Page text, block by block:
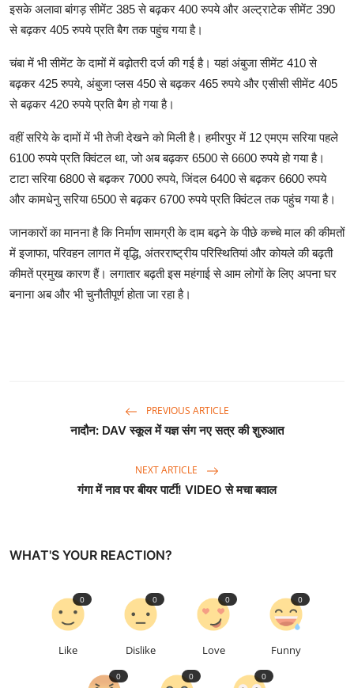
इसके अलावा बांगड़ सीमेंट 385 से बढ़कर 400 रुपये और अल्ट्राटेक सीमेंट 390
से बढ़कर 405 रुपये प्रति बैग तक पहुंच गया है।
चंबा में भी सीमेंट के दामों में बढ़ोतरी दर्ज की गई है। यहां अंबुजा सीमेंट 410 से
बढ़कर 425 रुपये, अंबुजा प्लस 450 से बढ़कर 465 रुपये और एसीसी सीमेंट 405
से बढ़कर 420 रुपये प्रति बैग हो गया है।
वहीं सरिये के दामों में भी तेजी देखने को मिली है। हमीरपुर में 12 एमएम सरिया पहले
6100 रुपये प्रति क्विंटल था, जो अब बढ़कर 6500 से 6600 रुपये हो गया है।
टाटा सरिया 6800 से बढ़कर 7000 रुपये, जिंदल 6400 से बढ़कर 6600 रुपये
और कामधेनु सरिया 6500 से बढ़कर 6700 रुपये प्रति क्विंटल तक पहुंच गया है।
जानकारों का मानना है कि निर्माण सामग्री के दाम बढ़ने के पीछे कच्चे माल की कीमतों
में इजाफा, परिवहन लागत में वृद्धि, अंतरराष्ट्रीय परिस्थितियां और कोयले की बढ़ती
कीमतें प्रमुख कारण हैं। लगातार बढ़ती इस महंगाई से आम लोगों के लिए अपना घर
बनाना अब और भी चुनौतीपूर्ण होता जा रहा है।
PREVIOUS ARTICLE
नादौन: DAV स्कूल में यज्ञ संग नए सत्र की शुरुआत
NEXT ARTICLE
गंगा में नाव पर बीयर पार्टी! VIDEO से मचा बवाल
WHAT'S YOUR REACTION?
Like
0
Dislike
0
Love
0
Funny
0
0 0 0